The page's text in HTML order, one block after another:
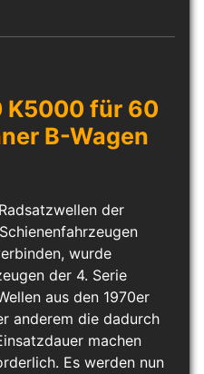
K5000 für 60
B-Wagen
der
wurde
der 4. Serie
aus den 1970er
anderem die dadurch
machen
Es werden nun